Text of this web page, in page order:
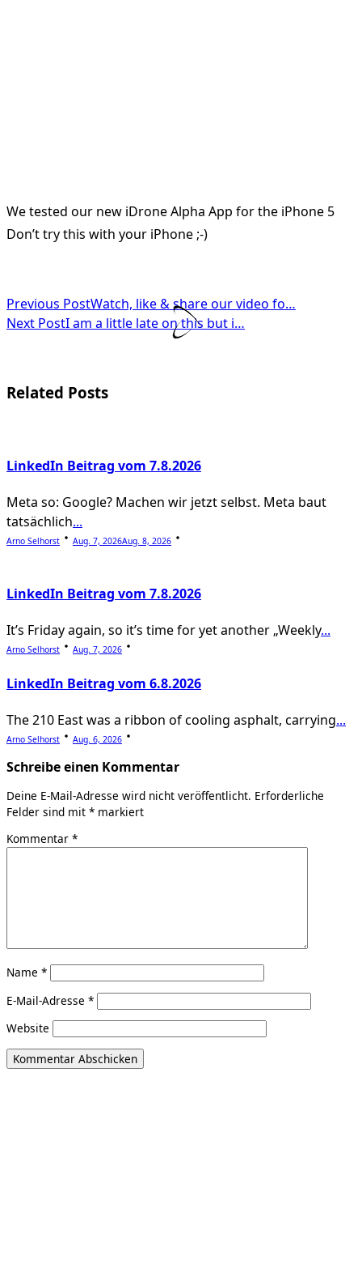
We tested our new iDrone Alpha App for the iPhone 5
Don’t try this with your iPhone ;-)
<span
class="nav-
screen-
Previous PostWatch, like & share our video fo…
Next PostI am a little late on this but i…
Related Posts
LinkedIn Beitrag vom 7.8.2026
Meta so: Google? Machen wir jetzt selbst. Meta baut
tatsächlich...
Arno Selhorst Aug. 7, 2026Aug. 8, 2026
LinkedIn Beitrag vom 7.8.2026
It’s Friday again, so it’s time for yet another „Weekly...
Arno Selhorst Aug. 7, 2026
LinkedIn Beitrag vom 6.8.2026
The 210 East was a ribbon of cooling asphalt, carrying...
Arno Selhorst Aug. 6, 2026
Schreibe einen Kommentar
Deine E-Mail-Adresse wird nicht veröffentlicht. Erforderliche
Felder sind mit * markiert
Kommentar *
Name *
E-Mail-Adresse *
Website